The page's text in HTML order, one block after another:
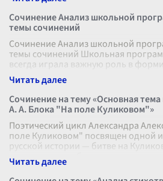
Сочинение Анализ школьной
темы сочинений
Сочинение Анализ школьной
темы сочинений Школьная
всегда играла важную роль в
мировоззрения и культурного
Сочинение на тему «Основная
А. А. Блока "На поле Куликовом"»
Поэтический цикл Александра
поле Куликовом" посвящен одной
русской истории — битве на
грандиозное событие, которое